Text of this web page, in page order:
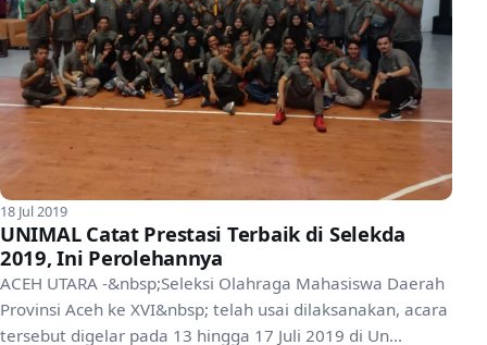
18 Jul 2019
UNIMAL Catat Prestasi Terbaik di Selekda
2019, Ini Perolehannya
ACEH UTARA -&nbsp;Seleksi Olahraga Mahasiswa Daerah
Provinsi Aceh ke XVI&nbsp; telah usai dilaksanakan, acara
tersebut digelar pada 13 hingga 17 Juli 2019 di Un...